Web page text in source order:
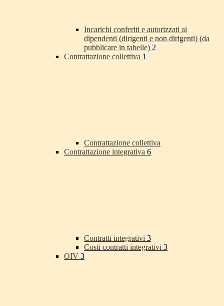
Incarichi conferiti e autorizzati ai
dipendenti (dirigenti e non dirigenti) (da
pubblicare in tabelle) 2
Contrattazione collettiva 1
Contrattazione collettiva
Contrattazione integrativa 6
Contratti integrativi 3
Costi contratti integrativi 3
OIV 3